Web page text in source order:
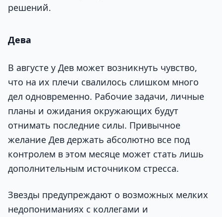
решений.
Дева
В августе у Дев может возникнуть чувство,
что на их плечи свалилось слишком много
дел одновременно. Рабочие задачи, личные
планы и ожидания окружающих будут
отнимать последние силы. Привычное
желание Дев держать абсолютно все под
контролем в этом месяце может стать лишь
дополнительным источником стресса.
Звезды предупреждают о возможных мелких
недопониманиях с коллегами и